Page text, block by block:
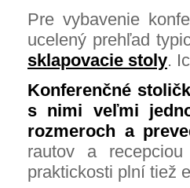
Pre vybavenie
ucelený prehľad
sklapovacie stoly.
Konferenčné
s nimi veľmi
rozmeroch a
rautov a
praktickosti plní tiež